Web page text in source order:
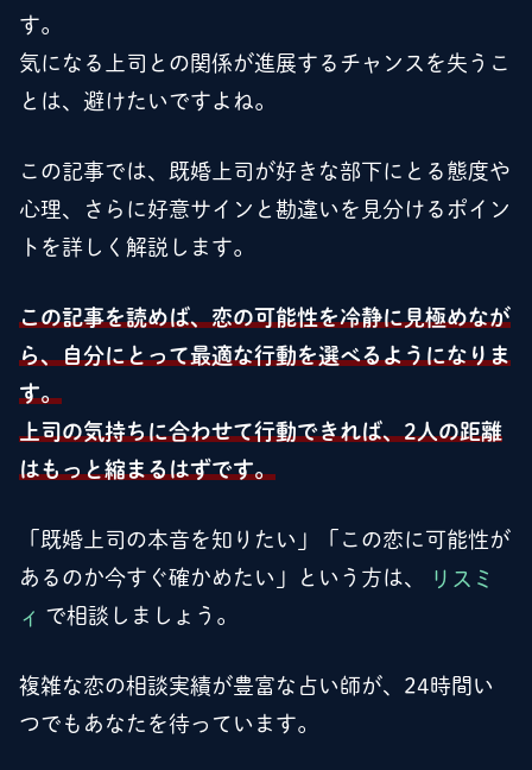
す。
気になる上司との関係が進展するチャンスを失うこ
とは、避けたいですよね。
この記事では、既婚上司が好きな部下にとる態度や
心理、さらに好意サインと勘違いを見分けるポイン
トを詳しく解説します。
この記事を読めば、恋の可能性を冷静に見極めなが
ら、自分にとって最適な行動を選べるようになりま
す。
上司の気持ちに合わせて行動できれば、2人の距離
はもっと縮まるはずです。
「既婚上司の本音を知りたい」「この恋に可能性が
あるのか今すぐ確かめたい」という方は、
リスミ
ィ で相談しましょう。
複雑な恋の相談実績が豊富な占い師が、24時間い
つでもあなたを待っています。